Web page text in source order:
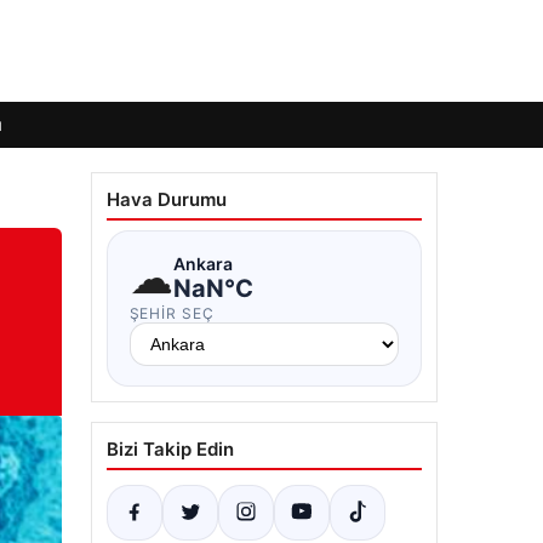
Hava Durumu
☁Ankara
NaN°C
ŞEHIR SEÇ
Bizi Takip Edin